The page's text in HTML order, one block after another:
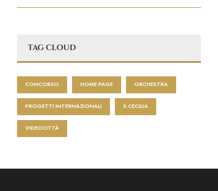
TAG CLOUD
CONCORSO HOME PAGE ORCHESTRA
PROGETTI INTERNAZIONALI S.CECILIA
VIDEOCITTÀ